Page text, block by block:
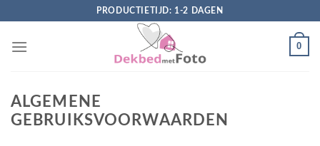
content
PRODUCTIETIJD: 1-2 DAGEN
0
ALGEMENE
GEBRUIKSVOORWAARDEN